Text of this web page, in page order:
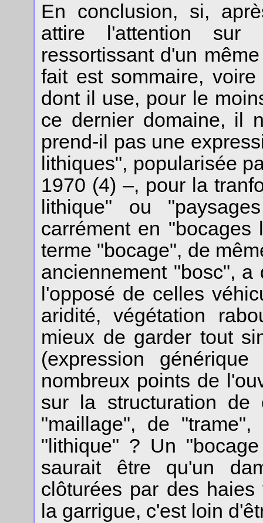
En conclusion, si,
attire l'attention sur
ressortissant d'un
fait est sommaire,
dont il use, pour le
ce dernier domaine, il
prend-il pas une
lithiques", popularisée
1970 (4) –, pour la
lithique" ou
carrément en
terme "bocage", de
anciennement "bosc",
l'opposé de celles
aridité, végétation
mieux de garder tout
(expression
nombreux points de
sur la structuration de
"maillage", de "trame",
"lithique" ? Un
saurait être qu'un
clôturées par des
la garrigue, c'est loin